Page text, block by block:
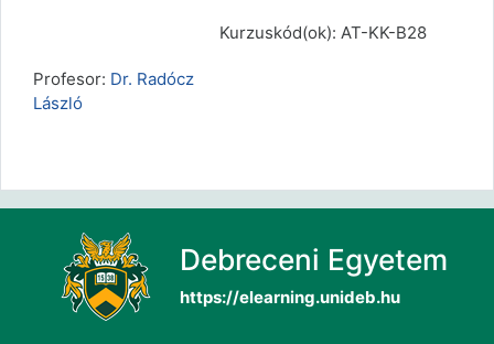
Kurzuskód(ok): AT-KK-B28
Profesor: Dr. Radócz
László
Debreceni Egyetem
https://elearning.unideb.hu